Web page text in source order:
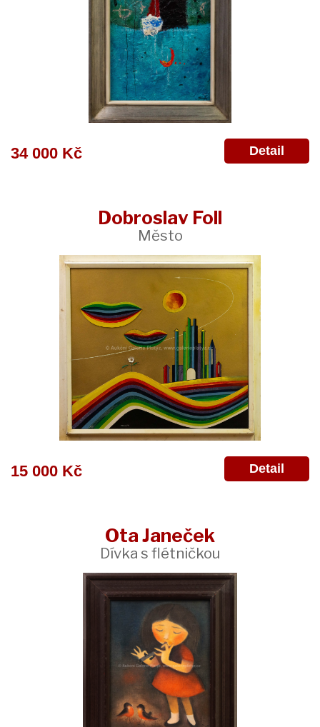
34 000 Kč Detail
Dobroslav Foll
Město
15 000 Kč Detail
Ota Janeček
Dívka s flétničkou